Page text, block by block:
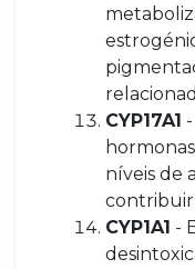
CYP17A1
níveis de
contribuir
CYP1A1 -